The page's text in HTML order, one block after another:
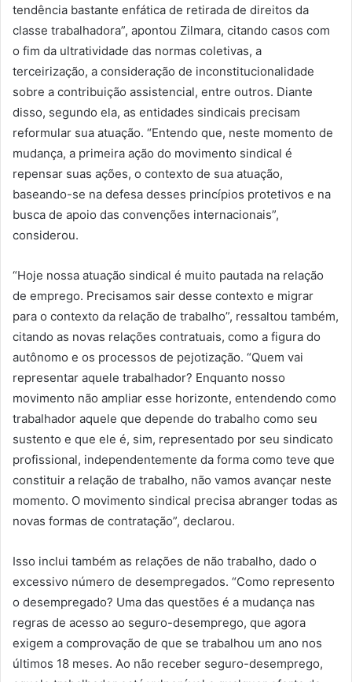
tendência bastante enfática de retirada de direitos da
classe trabalhadora”, apontou Zilmara, citando casos com
o fim da ultratividade das normas coletivas, a
terceirização, a consideração de inconstitucionalidade
sobre a contribuição assistencial, entre outros. Diante
disso, segundo ela, as entidades sindicais precisam
reformular sua atuação. “Entendo que, neste momento de
mudança, a primeira ação do movimento sindical é
repensar suas ações, o contexto de sua atuação,
baseando-se na defesa desses princípios protetivos e na
busca de apoio das convenções internacionais”,
considerou.
“Hoje nossa atuação sindical é muito pautada na relação
de emprego. Precisamos sair desse contexto e migrar
para o contexto da relação de trabalho”, ressaltou também,
citando as novas relações contratuais, como a figura do
autônomo e os processos de pejotização. “Quem vai
representar aquele trabalhador? Enquanto nosso
movimento não ampliar esse horizonte, entendendo como
trabalhador aquele que depende do trabalho como seu
sustento e que ele é, sim, representado por seu sindicato
profissional, independentemente da forma como teve que
constituir a relação de trabalho, não vamos avançar neste
momento. O movimento sindical precisa abranger todas as
novas formas de contratação”, declarou.
Isso inclui também as relações de não trabalho, dado o
excessivo número de desempregados. “Como represento
o desempregado? Uma das questões é a mudança nas
regras de acesso ao seguro-desemprego, que agora
exigem a comprovação de que se trabalhou um ano nos
últimos 18 meses. Ao não receber seguro-desemprego,